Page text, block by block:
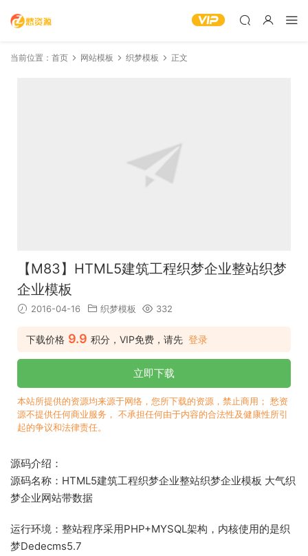
当前位置： 首页 网站模板 织梦模板 正文
【M83】HTML5建筑工程织梦企业整站织梦
企业模板
2016-04-16 织梦模板 332
下载价格 9.9 积分，VIP免费，请先 登录
立即下载
本站所提供的资源均来源于网络，您所下载的资源，禁止商用； 愁资
源不提供任何商业服务， 不承担任何由于内容的合法性及健康性所引
起的争议和法律责任。
源码介绍：
源码名称：HTML5建筑工程织梦企业整站织梦企业模板 大气织
梦企业网站带数据
运行环境：整站程序采用PHP+MYSQL架构，内核使用的是织
梦Dedecms5.7